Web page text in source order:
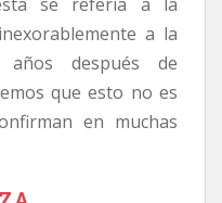
se refería a la
a la
años después de
que esto no es
en muchas